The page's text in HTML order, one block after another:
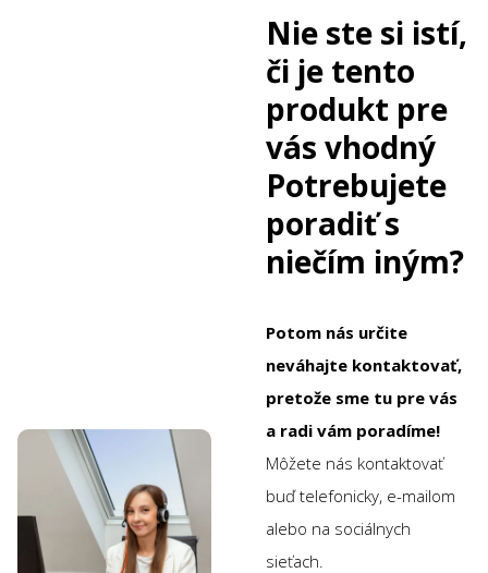
Nie ste si istí,
či je tento
produkt pre
vás vhodný
Potrebujete
poradiť s
niečím iným?
Potom nás určite
neváhajte kontaktovať,
pretože sme tu pre vás
a radi vám poradíme!
Môžete nás kontaktovať
buď telefonicky, e-mailom
alebo na sociálnych
sieťach.